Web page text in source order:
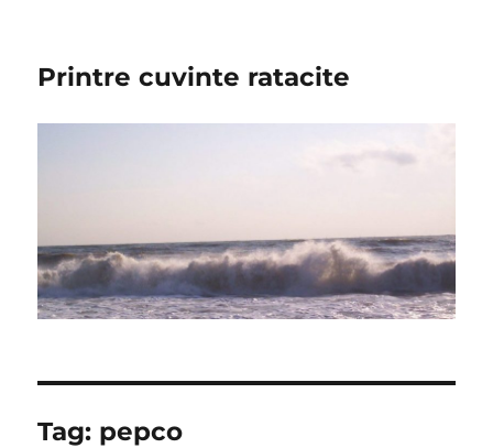
Printre cuvinte ratacite
Tag: pepco